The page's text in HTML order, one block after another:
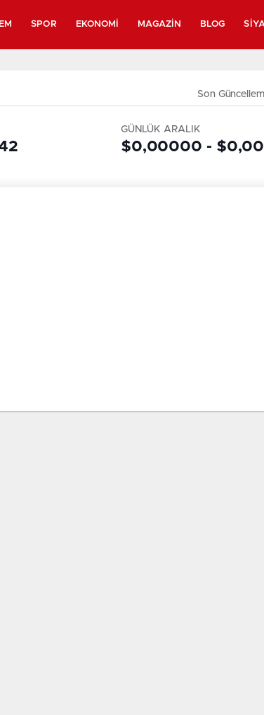
SPOR EKONOMI MAGAZIN BLOG
Son
GÜNLÜK ARALIK
$0,00000 -